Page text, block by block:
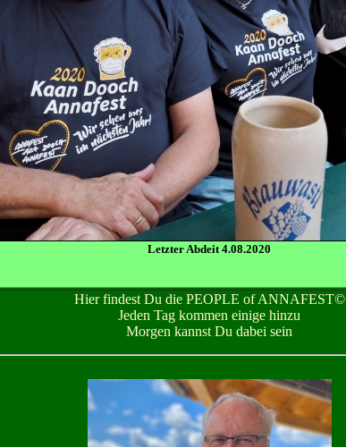
Letzter Abdeit 4.08.2020
Hier findest Du die PEOPLE of ANNAFEST©
Jeden Tag kommen einige hinzu
Morgen kannst Du dabei sein